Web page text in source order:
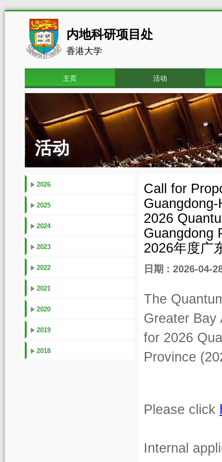
内地科研项目处
香港大学
主页 活动
活动
2026
2025
2024
2023
2022
2021
2020
2019
2018
Call for
2026
Guangdong
2026年度广
日期 : 2026-04-
The
Greater Bay
for 2026
Province
Please click
Internal